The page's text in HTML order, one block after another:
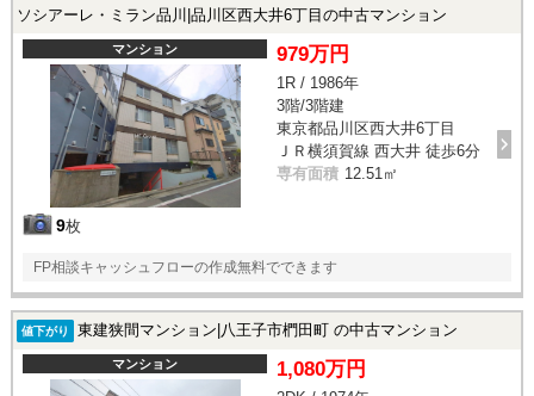
ソシアーレ・ミラン品川|品川区西大井6丁目の中古マンション
マンション
9枚
979万円
1R / 1986年
3階/3階建
東京都品川区西大井6丁目
ＪＲ横須賀線 西大井 徒歩6分
専有面積 12.51㎡
FP相談キャッシュフローの作成無料でできます
値下がり 東建狭間マンション|八王子市椚田町 の中古マンション
マンション 1,080万円